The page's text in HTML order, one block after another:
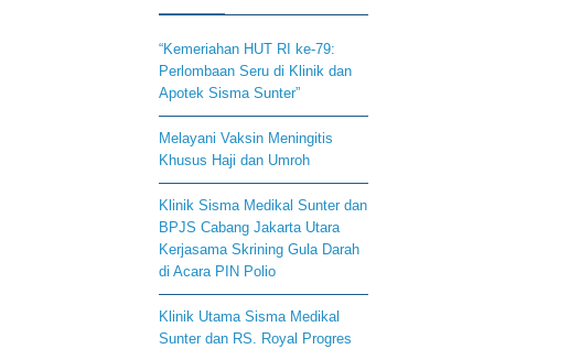
“Kemeriahan HUT RI ke-79:
Perlombaan Seru di Klinik dan
Apotek Sisma Sunter”
Melayani Vaksin Meningitis
Khusus Haji dan Umroh
Klinik Sisma Medikal Sunter dan
BPJS Cabang Jakarta Utara
Kerjasama Skrining Gula Darah
di Acara PIN Polio
Klinik Utama Sisma Medikal
Sunter dan RS. Royal Progres